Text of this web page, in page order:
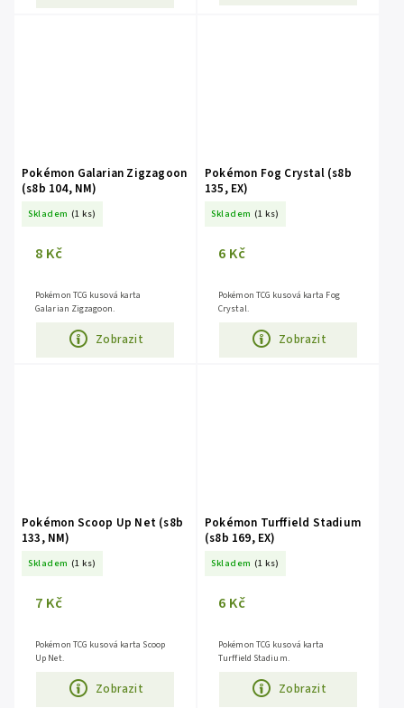
Pokémon Galarian Zigzagoon
(s8b 104, NM)
Skladem (1 ks)
8 Kč
Zobrazit
Pokémon TCG kusová karta
Galarian Zigzagoon.
Pokémon Fog Crystal (s8b
135, EX)
Skladem (1 ks)
6 Kč
Zobrazit
Pokémon TCG kusová karta Fog
Crystal.
Pokémon Scoop Up Net (s8b
133, NM)
Skladem (1 ks)
7 Kč
Zobrazit
Pokémon TCG kusová karta Scoop
Up Net.
Pokémon Turffield Stadium
(s8b 169, EX)
Skladem (1 ks)
6 Kč
Zobrazit
Pokémon TCG kusová karta
Turffield Stadium.